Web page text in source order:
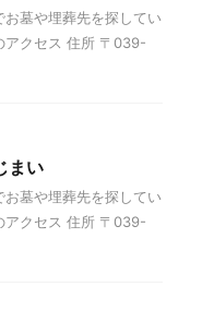
墓や埋葬先を探してい
アクセス 住所 〒039-
まい
墓や埋葬先を探してい
アクセス 住所 〒039-